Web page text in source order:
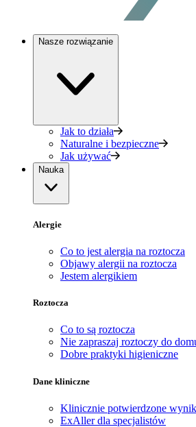
Nasze rozwiązanie
Jak to działa
Naturalne i bezpieczne
Jak używać
Nauka
Alergie
Co to jest alergia na roztocza
Objawy alergii na roztocza
Jestem alergikiem
Roztocza
Co to są roztocza
Nie zapraszaj roztoczy do
Dobre praktyki higieniczne
Dane kliniczne
Klinicznie potwierdzone
ExAller dla specjalistów